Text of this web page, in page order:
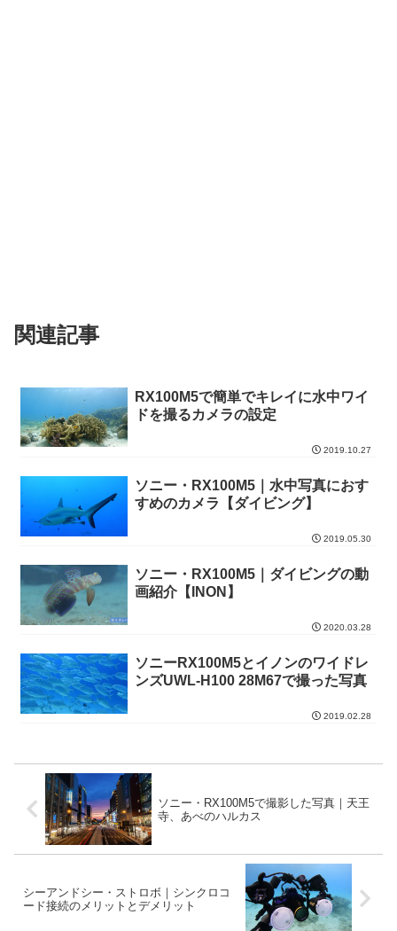
関連記事
RX100M5で簡単でキレイに水中ワイ
ドを撮るカメラの設定
2019.10.27
ソニー・RX100M5｜水中写真におす
すめのカメラ【ダイビング】
2019.05.30
ソニー・RX100M5｜ダイビングの動
画紹介【INON】
2020.03.28
ソニーRX100M5とイノンのワイドレ
ンズUWL-H100 28M67で撮った写真
2019.02.28
ソニー・RX100M5で撮影した写真｜天王
寺、あべのハルカス
シーアンドシー・ストロボ｜シンクロコ
ード接続のメリットとデメリット